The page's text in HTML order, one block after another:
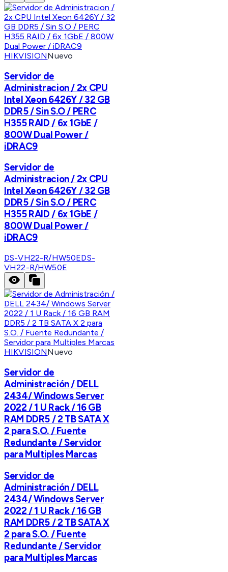
HIKVISIONNuevo
Servidor de
Administracion / 2x CPU
Intel Xeon 6426Y / 32 GB
DDR5 / Sin S.O / PERC
H355 RAID / 6x 1GbE /
800W Dual Power /
iDRAC9
Servidor de
Administracion / 2x CPU
Intel Xeon 6426Y / 32 GB
DDR5 / Sin S.O / PERC
H355 RAID / 6x 1GbE /
800W Dual Power /
iDRAC9
DS-VH22-R/HW50EDS-
VH22-R/HW50E
HIKVISIONNuevo
Servidor de
Administración / DELL
2434/ Windows Server
2022 / 1 U Rack / 16 GB
RAM DDR5 / 2 TB SATA X
2 para S.O. / Fuente
Redundante / Servidor
para Multiples Marcas
Servidor de
Administración / DELL
2434/ Windows Server
2022 / 1 U Rack / 16 GB
RAM DDR5 / 2 TB SATA X
2 para S.O. / Fuente
Redundante / Servidor
para Multiples Marcas